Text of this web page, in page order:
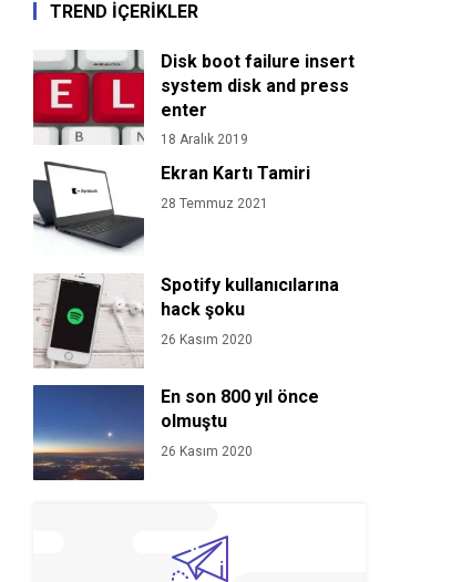
TREND İÇERİKLER
Disk boot failure insert
system disk and press
enter
18 Aralık 2019
Ekran Kartı Tamiri
28 Temmuz 2021
Spotify kullanıcılarına
hack şoku
26 Kasım 2020
En son 800 yıl önce
olmuştu
26 Kasım 2020